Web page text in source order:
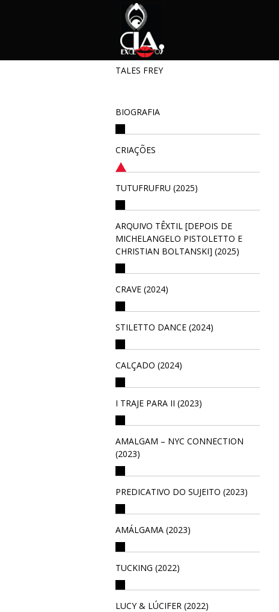
TALES FREY
BIOGRAFIA
CRIAÇÕES
TUTUFRUFRU (2025)
ARQUIVO TÊXTIL [DEPOIS DE
MICHELANGELO PISTOLETTO E
CHRISTIAN BOLTANSKI] (2025)
CRAVE (2024)
STILETTO DANCE (2024)
CALÇADO (2024)
I TRAJE PARA II (2023)
AMALGAM – NYC CONNECTION
(2023)
PREDICATIVO DO SUJEITO (2023)
AMÁLGAMA (2023)
TUCKING (2022)
LUCY & LÚCIFER (2022)